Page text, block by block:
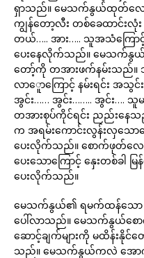
ရှာသည်။ မေသက်နွယ်ထုတ်လေ
ကျွန်တော့လီး တစ်ခေထာင်းလုံ
တယ်….. အား….. သူအသံကြော
ပေးနေလိုက်သည်။ မေသက်နွ
တော့်ကို တအားဖက်နမ်းသည်
လာေူာကြောင့် နမ်းရင်း အ
အွင်း…… အွင်း…….. အွင်း….
တအားစုပ်ကိုင်ရင်း ညည်းနေ
က အရမ်းကောင်းလွန်းလှသောက
ပေးလိုက်သည်။ စောက်ဖုတ်လေ
ပေးသောကြောင့် နှေးတစ်ခ
ပေးလိုက်သည်။
မေသက်နွယ်၏ ရမက်ထန်သေ
ပေါ်လာသည်။ မေသက်နွယ်စေ
ဆောင့်ချက်များကို မထိန်း
သည်။ မေသက်နွယ်ကလဲ အောက်မှ